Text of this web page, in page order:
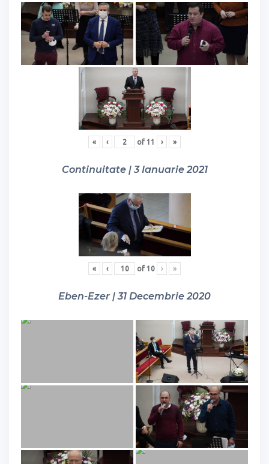
« ‹ of 11 › »
Continuitate | 3 Ianuarie 2021
« ‹ of 10 › »
Eben-Ezer | 31 Decembrie 2020